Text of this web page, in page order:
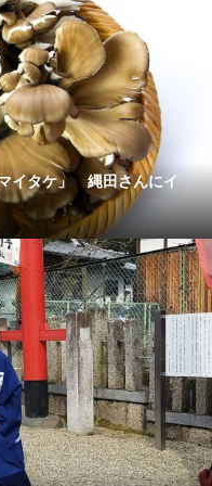
イタケ」 縄田さんにイ